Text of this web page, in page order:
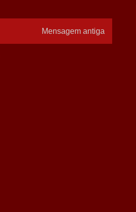
Mensagem antiga